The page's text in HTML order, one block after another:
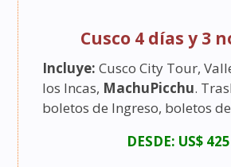
Cusco 4 días y 3
Incluye: Cusco City Tour,
los Incas, MachuPicchu.
boletos de Ingreso, boletos
DESDE: US$ 425